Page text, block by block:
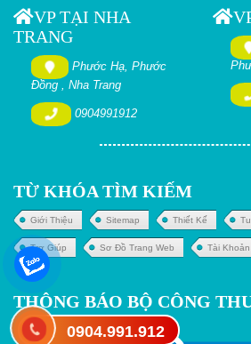
VP TẠI NHA
TRANG
Phước Hạ, Phước
Đồng , Nha Trang
0904991912
TỪ KHÓA TÌM KIẾM
Giới Thiệu Sitemap Thiết Kế
Trợ Giúp Sơ Đồ Trang Web Tài
THÔNG BÁO BỘ CÔNG
0904.991.912